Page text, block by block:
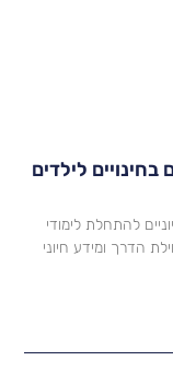
5 הצעדים בחינויים לילדים
החיוניים להתחלת לימודי
ומידע חיוני